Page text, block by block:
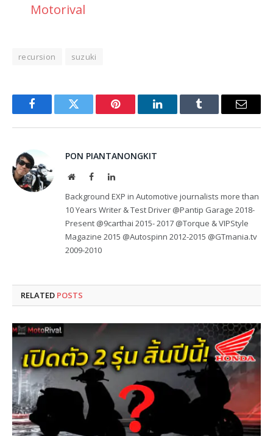
Motorival
recursion suzuki
FacebookTwitter Pinterest LinkedInTumblr Email
PON PIANTANONGKIT
WebsiteFacebookLinkedIn
Background EXP in Automotive journalists more than
10 Years Writer & Test Driver @Pantip Garage 2018-
Present @9carthai 2015- 2017 @Torque & VIPStyle
Magazine 2015 @Autospinn 2012-2015 @GTmania.tv
2009-2010
RELATED POSTS